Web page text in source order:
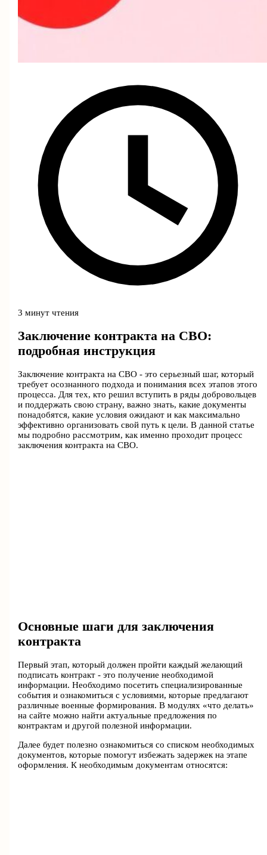
3 минут чтения
Заключение контракта на СВО:
подробная инструкция
Заключение контракта на СВО - это серьезный шаг, который
требует осознанного подхода и понимания всех этапов этого
процесса. Для тех, кто решил вступить в ряды добровольцев
и поддержать свою страну, важно знать, какие документы
понадобятся, какие условия ожидают и как максимально
эффективно организовать свой путь к цели. В данной статье
мы подробно рассмотрим, как именно проходит процесс
заключения контракта на СВО.
Основные шаги для заключения
контракта
Первый этап, который должен пройти каждый желающий
подписать контракт - это получение необходимой
информации. Необходимо посетить специализированные
события и ознакомиться с условиями, которые предлагают
различные военные формирования. В модулях «что делать»
на сайте можно найти актуальные предложения по
контрактам и другой полезной информации.
Далее будет полезно ознакомиться со списком необходимых
документов, которые помогут избежать задержек на этапе
оформления. К необходимым документам относятся: